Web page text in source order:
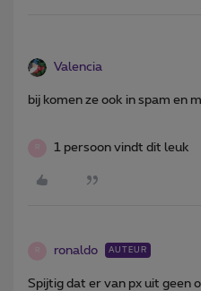
Valencia
bij komen ze ook in spam en
1 persoon vindt dit leuk
ronaldo AUTEUR
Spijtig dat er van px uit geen